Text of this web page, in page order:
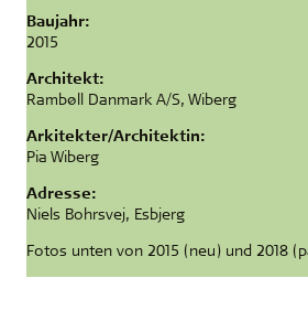
Baujahr:
2015
Architekt:
Rambøll Danmark A/S, Wiberg
Arkitekter/Architektin:
Pia Wiberg
Adresse:
Niels Bohrsvej, Esbjerg
Fotos unten von 2015 (neu) und 2018